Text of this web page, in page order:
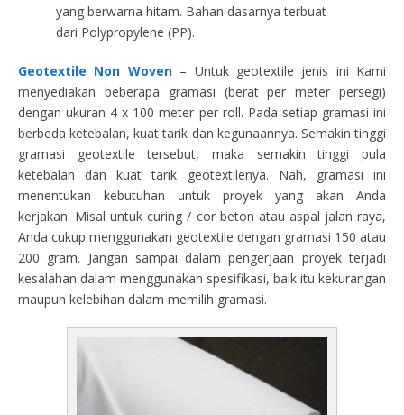
yang berwarna hitam. Bahan dasarnya terbuat
dari Polypropylene (PP).
Geotextile Non Woven– Untuk geotextile jenis ini Kami
menyediakan beberapa gramasi (berat per meter persegi)
dengan ukuran 4 x 100 meter per roll. Pada setiap gramasi ini
berbeda ketebalan, kuat tarik dan kegunaannya. Semakin tinggi
gramasi geotextile tersebut, maka semakin tinggi pula
ketebalan dan kuat tarik geotextilenya. Nah, gramasi ini
menentukan kebutuhan untuk proyek yang akan Anda
kerjakan. Misal untuk curing / cor beton atau aspal jalan raya,
Anda cukup menggunakan geotextile dengan gramasi 150 atau
200 gram. Jangan sampai dalam pengerjaan proyek terjadi
kesalahan dalam menggunakan spesifikasi, baik itu kekurangan
maupun kelebihan dalam memilih gramasi.